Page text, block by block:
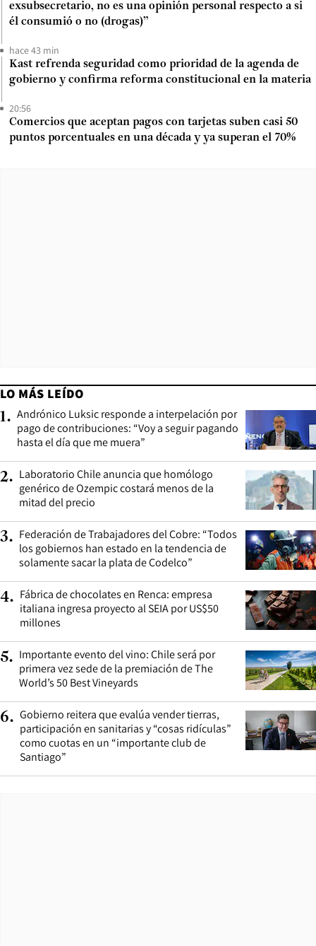
exsubsecretario, no es una opinión personal respecto a si
él consumió o no (drogas)”
hace 43 min
Kast refrenda seguridad como prioridad de la agenda de
gobierno y confirma reforma constitucional en la materia
20:56
Comercios que aceptan pagos con tarjetas suben casi 50
puntos porcentuales en una década y ya superan el 70%
LO MÁS LEÍDO
1. Andrónico Luksic responde a interpelación por
pago de contribuciones: “Voy a seguir pagando
hasta el día que me muera”
2. Laboratorio Chile anuncia que homólogo
genérico de Ozempic costará menos de la
mitad del precio
3. Federación de Trabajadores del Cobre: “Todos
los gobiernos han estado en la tendencia de
solamente sacar la plata de Codelco”
4. Fábrica de chocolates en Renca: empresa
italiana ingresa proyecto al SEIA por US$50
millones
5. Importante evento del vino: Chile será por
primera vez sede de la premiación de The
World’s 50 Best Vineyards
6. Gobierno reitera que evalúa vender tierras,
participación en sanitarias y “cosas ridículas”
como cuotas en un “importante club de
Santiago”